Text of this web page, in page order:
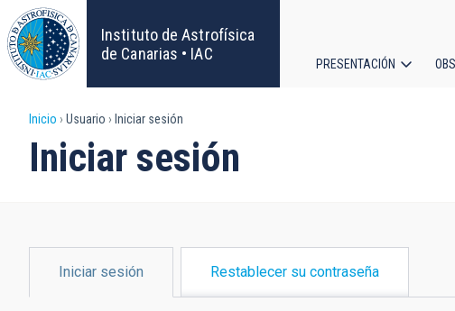
Pasar
al
contenido
principal
Instituto de Astrofísica
de Canarias • IAC
PRESENTACIÓN
Sobrescribir
enlaces
ayuda
a
Inicio Usuario Iniciar sesión
Iniciar sesión
PRINCIPALES
Iniciar sesión Restablecer su contraseña